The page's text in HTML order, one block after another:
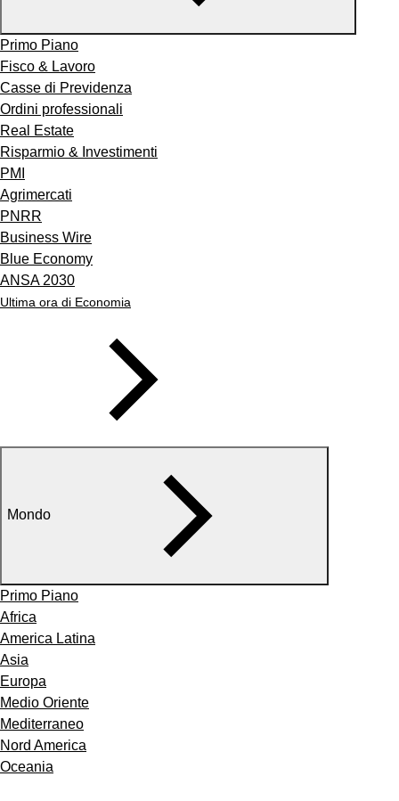
Primo Piano
Fisco & Lavoro
Casse di Previdenza
Ordini professionali
Real Estate
Risparmio & Investimenti
PMI
Agrimercati
PNRR
Business Wire
Blue Economy
ANSA 2030
Ultima ora di Economia
Mondo
Primo Piano
Africa
America Latina
Asia
Europa
Medio Oriente
Mediterraneo
Nord America
Oceania